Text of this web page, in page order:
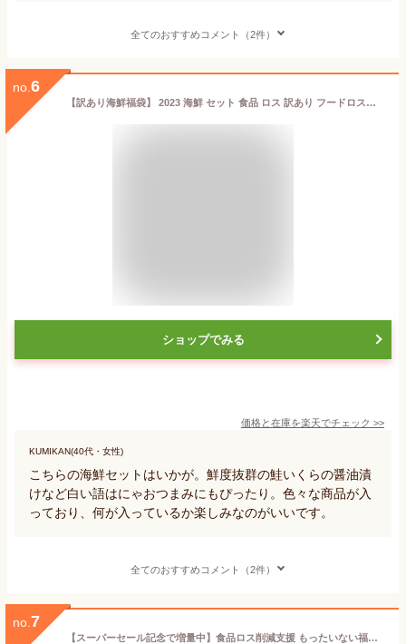
全てのおすすめコメント（2件）
no. 6
【訳あり海鮮福袋】 2023 海鮮 セット 食品 ロス 訳あり フードロス削減 北海道 食品 海産物 コロナ 食品ロス 在庫処分 訳あり 詰め合わせ 送料無料 お取り寄せグルメ 買い回り 切り身 魚 ギフト 激安 北海道 海鮮 ギフト フードロス 訳あり
ショップでみる
価格と在庫を楽天でチェック >>
KUMIKAN(40代・女性)
こちらの海鮮セットはいかが。鮮度抜群の鮭いくらの醤油漬
けなど白い語はにゃおつまみにもぴったり。色々な商品が入
っており、何が入っているか楽しみなのがいいです。
全てのおすすめコメント（2件）
no. 7
【スーパーセール記念で増量中】食品ロス削減支援 もったいない福袋 20点以上 食品詰め合わせセット 応援 福袋 お得 詰め合わせ 訳あり ワケあり 在庫処分 フードロス アウトレット コロナ 送料無料 仕送り 2021 セール 賞味期限